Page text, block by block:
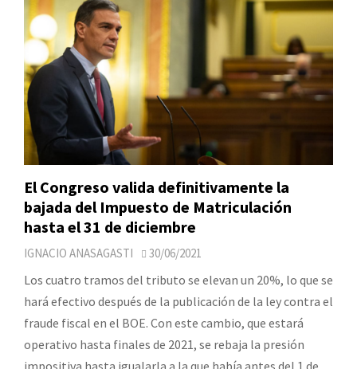
El Congreso valida definitivamente la
bajada del Impuesto de Matriculación
hasta el 31 de diciembre
IGNACIO ANASAGASTI 30/06/2021
Los cuatro tramos del tributo se elevan un 20%, lo que se
hará efectivo después de la publicación de la ley contra el
fraude fiscal en el BOE. Con este cambio, que estará
operativo hasta finales de 2021, se rebaja la presión
impositiva hasta igualarla a la que había antes del 1 de